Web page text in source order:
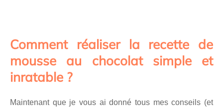
Comment réaliser la recette de
mousse au chocolat simple et
inratable ?
Maintenant que je vous ai donné tous mes conseils (et